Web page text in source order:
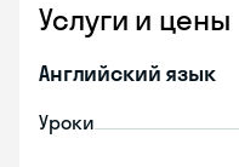
Услуги и цены
Английский язык
Уроки